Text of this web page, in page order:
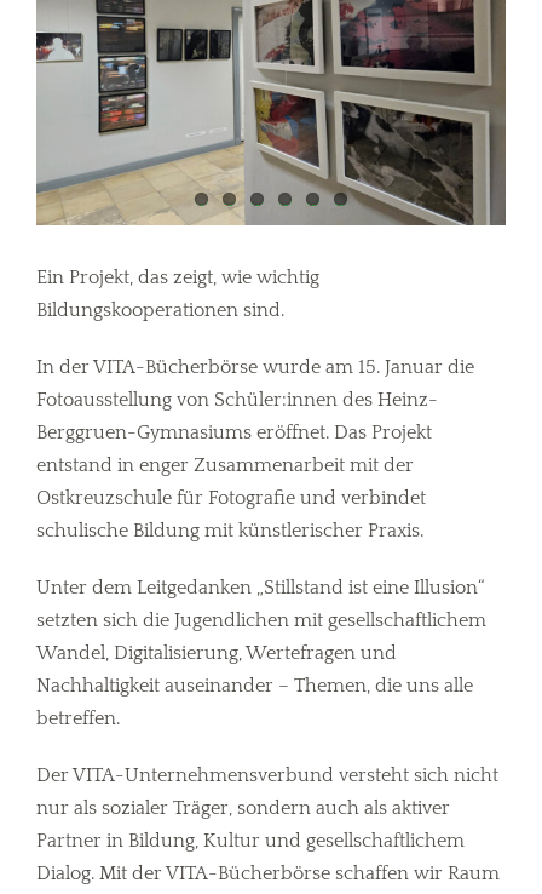
Ein Projekt, das zeigt, wie wichtig
Bildungskooperationen sind.
In der VITA-Bücherbörse wurde am 15. Januar die
Fotoausstellung von Schüler:innen des Heinz-
Berggruen-Gymnasiums eröffnet. Das Projekt
entstand in enger Zusammenarbeit mit der
Ostkreuzschule für Fotografie und verbindet
schulische Bildung mit künstlerischer Praxis.
Unter dem Leitgedanken „Stillstand ist eine Illusion“
setzten sich die Jugendlichen mit gesellschaftlichem
Wandel, Digitalisierung, Wertefragen und
Nachhaltigkeit auseinander – Themen, die uns alle
betreffen.
Der VITA-Unternehmensverbund versteht sich nicht
nur als sozialer Träger, sondern auch als aktiver
Partner in Bildung, Kultur und gesellschaftlichem
Dialog. Mit der VITA-Bücherbörse schaffen wir Raum